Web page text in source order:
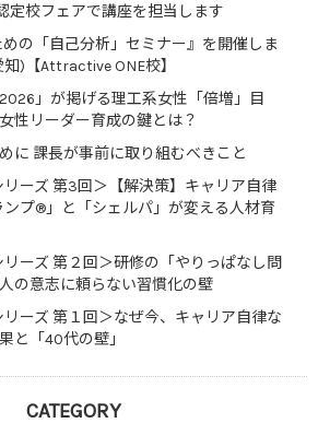
定校フェアで講座を担当します
めの「自己分析」セミナー』を開催しま
)【Attractive ONE校】
」が掲げる理工系女性「倍増」目
性リーダー育成の鍵とは？
に 課長が事前に取り組むべきこと
リーズ 第3回＞【解決策】キャリア自律
ンプ®」と「シェルパ」が変える人材育
ーズ 第２回＞研修の「やりっぱなし問
の意志に頼らない習慣化の壁
ーズ 第１回＞なぜ今、キャリア自律な
と「40代の壁」
CATEGORY